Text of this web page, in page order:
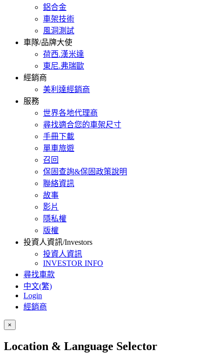
鋁合金
車架技術
風洞測試
車隊/品牌大使
荷西.漢米達
東尼.弗瑞歐
經銷商
美利達經銷商
服務
世界各地代理商
尋找適合您的車架尺寸
手冊下載
單車旅遊
召回
保固查詢&保固政策說明
聯絡資訊
故事
影片
隱私權
版權
投資人資訊/Investors
投資人資訊
INVESTOR INFO
尋找車款
中文(繁)
Login
經銷商
×
Location & Language Selector